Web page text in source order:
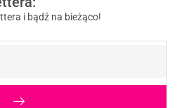
i bądź na bieżąco!